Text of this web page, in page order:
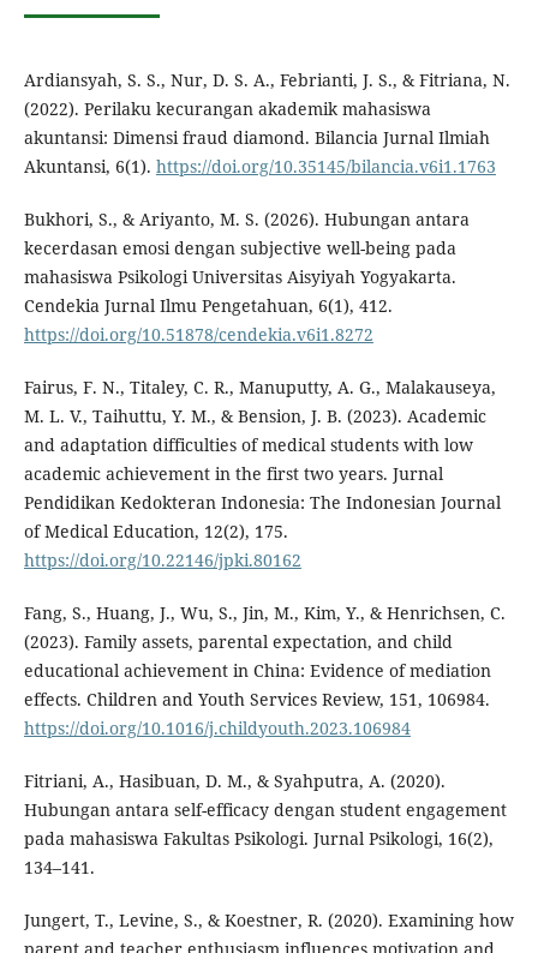
Ardiansyah, S. S., Nur, D. S. A., Febrianti, J. S., & Fitriana, N.
(2022). Perilaku kecurangan akademik mahasiswa
akuntansi: Dimensi fraud diamond. Bilancia Jurnal Ilmiah
Akuntansi, 6(1). https://doi.org/10.35145/bilancia.v6i1.1763
Bukhori, S., & Ariyanto, M. S. (2026). Hubungan antara
kecerdasan emosi dengan subjective well-being pada
mahasiswa Psikologi Universitas Aisyiyah Yogyakarta.
Cendekia Jurnal Ilmu Pengetahuan, 6(1), 412.
https://doi.org/10.51878/cendekia.v6i1.8272
Fairus, F. N., Titaley, C. R., Manuputty, A. G., Malakauseya,
M. L. V., Taihuttu, Y. M., & Bension, J. B. (2023). Academic
and adaptation difficulties of medical students with low
academic achievement in the first two years. Jurnal
Pendidikan Kedokteran Indonesia: The Indonesian Journal
of Medical Education, 12(2), 175.
https://doi.org/10.22146/jpki.80162
Fang, S., Huang, J., Wu, S., Jin, M., Kim, Y., & Henrichsen, C.
(2023). Family assets, parental expectation, and child
educational achievement in China: Evidence of mediation
effects. Children and Youth Services Review, 151, 106984.
https://doi.org/10.1016/j.childyouth.2023.106984
Fitriani, A., Hasibuan, D. M., & Syahputra, A. (2020).
Hubungan antara self-efficacy dengan student engagement
pada mahasiswa Fakultas Psikologi. Jurnal Psikologi, 16(2),
134–141.
Jungert, T., Levine, S., & Koestner, R. (2020). Examining how